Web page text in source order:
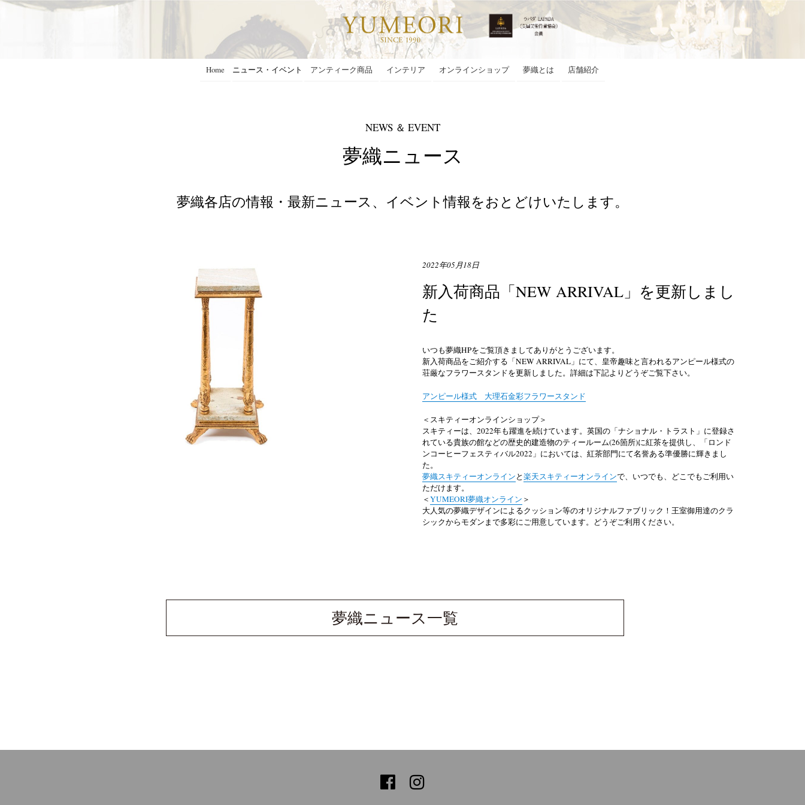
Home ニュース・イベント アンティーク商品 インテリア オンラインショップ 夢織とは 店舗紹介
NEWS ＆ EVENT
夢織ニュース
夢織各店の情報・最新ニュース、イベント情報をおとどけいたします。
2022年05月18日
新入荷商品「NEW ARRIVAL」を更新しまし
た
いつも夢織HPをご覧頂きましてありがとうございます。
新入荷商品をご紹介する「NEW ARRIVAL 」にて、皇帝趣味と言われるアンピール様式の
荘厳なフラワースタンドを更新しました。詳細は下記よりどうぞご覧下さい。
アンピール様式 大理石金彩フラワースタンド
＜スキティーオンラインショップ＞
スキティーは、 2022年も躍進を続けています。英国の「ナショナル・トラスト」に登録さ
れている貴族の館などの歴史的建造物のティールーム(26箇所)に紅茶を提供し、「ロンド
ンコーヒーフェスティバル2022 」においては、紅茶部門にて名誉ある準優勝に輝きまし
た。
夢織スキティーオンラインと楽天スキティーオンラインで、いつでも、どこでもご利用い
ただけます。
＜YUMEORI夢織オンライン ＞
大人気の夢織デザインによるクッション等のオリジナルファブリック！王室御用達のクラ
シックからモダンまで多彩にご用意しています。どうぞご利用ください。
夢織ニュース一覧